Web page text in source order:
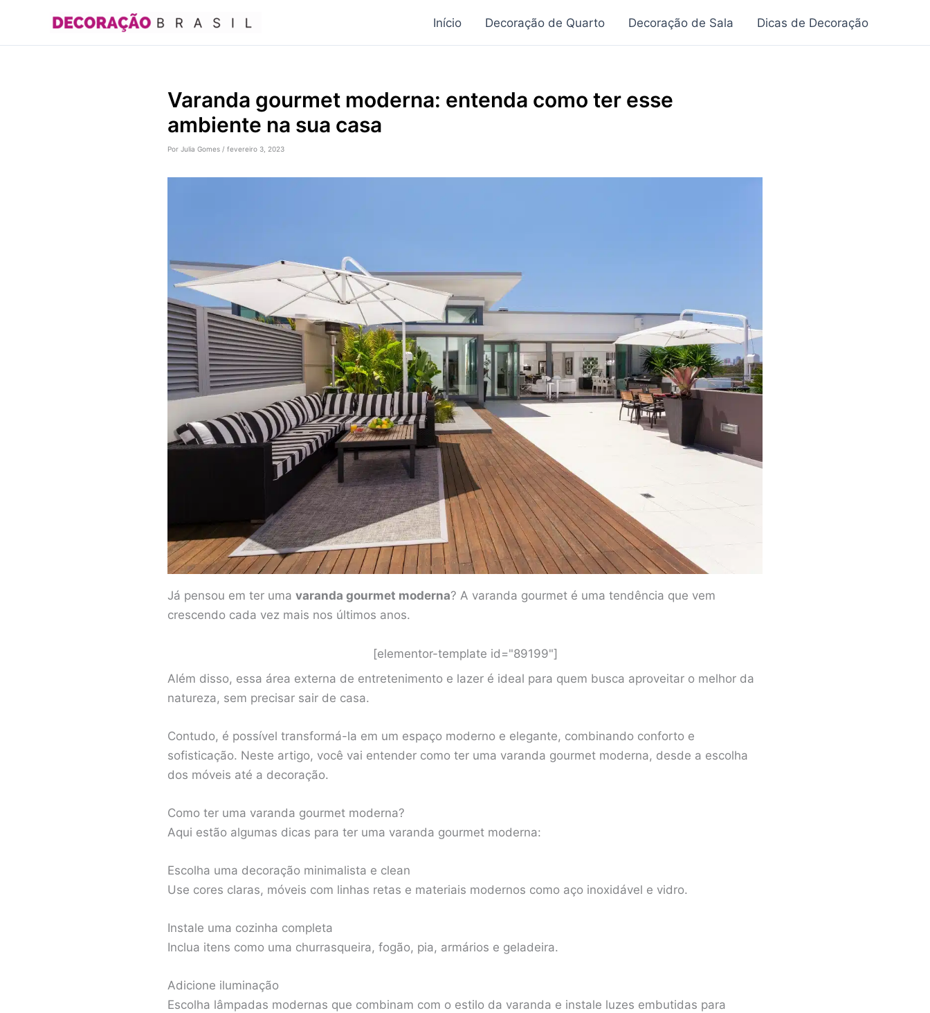
o
Início Decoração de Quarto Decoração de Sala Dicas de Decoração
Varanda gourmet moderna: entenda como ter esse
ambiente na sua casa
Por Julia Gomes / fevereiro 3, 2023
Já pensou em ter uma varanda gourmet moderna? A varanda gourmet é uma tendência que vem
crescendo cada vez mais nos últimos anos.
[elementor-template id="89199"]
Além disso, essa área externa de entretenimento e lazer é ideal para quem busca aproveitar o melhor da
natureza, sem precisar sair de casa.
Contudo, é possível transformá-la em um espaço moderno e elegante, combinando conforto e
sofisticação. Neste artigo, você vai entender como ter uma varanda gourmet moderna, desde a escolha
dos móveis até a decoração.
Como ter uma varanda gourmet moderna?
Aqui estão algumas dicas para ter uma varanda gourmet moderna:
Escolha uma decoração minimalista e clean
Use cores claras, móveis com linhas retas e materiais modernos como aço inoxidável e vidro.
Instale uma cozinha completa
Inclua itens como uma churrasqueira, fogão, pia, armários e geladeira.
Adicione iluminação
Escolha lâmpadas modernas que combinam com o estilo da varanda e instale luzes embutidas para